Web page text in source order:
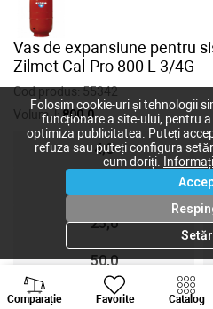
Vas de expansiune pentru
Zilmet Cal-Pro 800 L 3/4G
Cod produs:55342
Volum, l:800,0
4,0
25,0
50,0
200,0
Comparație Favorite Catalog
Folosim cookie-uri și tehnologii
funcționare a site-ului, pentru
optimiza publicitatea. Puteți
refuza sau puteți configura
cum doriți.